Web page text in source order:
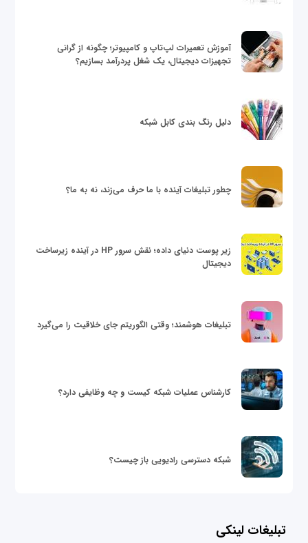
آموزش تعمیرات لپ‌تاپ و کامپیوتر؛ چگونه از گرانی
تجهیزات دیجیتال، یک شغل پردرآمد بسازیم؟
دلیل رنگ بندی کابل شبکه
چطور تبلیغات آینده با ما حرف می‌زند، نه به ما؟
زیر پوست دنیای داده؛ نقش سرور HP در آینده زیرساخت
دیجیتال
تبلیغات هوشمند؛ وقتی الگوریتم جای خلاقیت را می‌گیرد
کارشناس عملیات شبکه کیست و چه وظایفی دارد؟
شبکه دسترسی رادیویی باز چیست؟
تبلیغات لینکی